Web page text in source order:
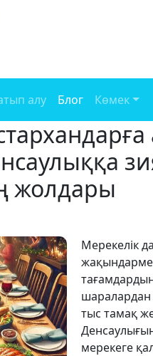
алу Блог Көмек
жолдары
Мерекелік
шаралардан
тыс тамақ
мерекеге